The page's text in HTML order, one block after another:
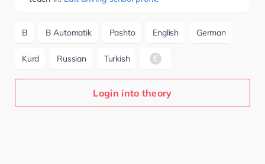
B B Automatik Pashto English German
Kurd Russian Turkish
Login into theory